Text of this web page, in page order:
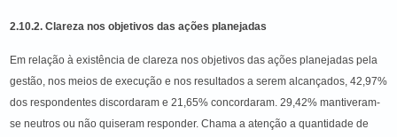
2.10.2. Clareza nos objetivos das ações planejadas
Em relação à existência de clareza nos objetivos das ações planejadas pela
gestão, nos meios de execução e nos resultados a serem alcançados, 42,97%
dos respondentes discordaram e 21,65% concordaram. 29,42% mantiveram-
se neutros ou não quiseram responder. Chama a atenção a quantidade de